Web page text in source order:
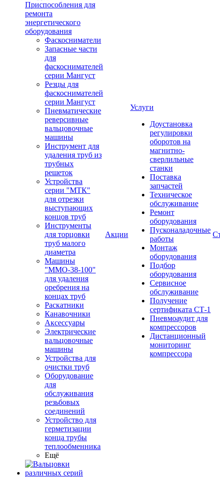
Приспособления для
ремонта
энергетического
оборудования
Фаскосниматели
Запасные части
для
фаскоснимателей
серии Мангуст
Резцы для
фаскоснимателей
серии Мангуст
Пневматические
реверсивные
вальцовочные
машины
Инструмент для
удаления труб из
трубных
решеток
Устройства
серии "МТК"
для отрезки
выступающих
концов труб
Инструменты
для торцовки
труб малого
диаметра
Машины
"ММО-38-100"
для удаления
оребрения на
концах труб
Раскатники
Канавочники
Аксессуары
Электрические
вальцовочные
машины
Устройства для
очистки труб
Оборудование
для
обслуживания
резьбовых
соединений
Устройство для
герметизации
конца трубы
теплообменника
Ещё
Акции
Услуги
Доустановка
регулировки
оборотов на
магнитно-
сверлильные
станки
Поставка
запчастей
Техническое
обслуживание
Ремонт
оборудования
Пусконаладочные
работы
Монтаж
оборудования
Подбор
оборудования
Сервисное
обслуживание
Получение
сертификата СТ-1
Пневмоаудит для
компрессоров
Дистанционный
мониторинг
компрессора